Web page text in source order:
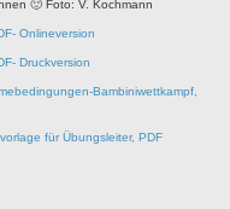
🙂 Foto: V. Kochmann
Onlineversion
Druckversion
Bambiniwettkampf,
für Übungsleiter, PDF